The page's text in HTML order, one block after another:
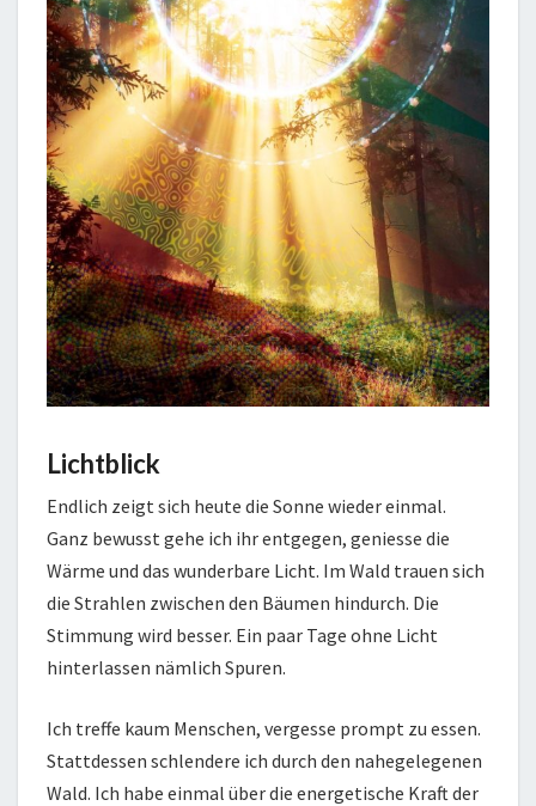
Lichtblick
Endlich zeigt sich heute die Sonne wieder einmal.
Ganz bewusst gehe ich ihr entgegen, geniesse die
Wärme und das wunderbare Licht. Im Wald trauen sich
die Strahlen zwischen den Bäumen hindurch. Die
Stimmung wird besser. Ein paar Tage ohne Licht
hinterlassen nämlich Spuren.
Ich treffe kaum Menschen, vergesse prompt zu essen.
Stattdessen schlendere ich durch den nahegelegenen
Wald. Ich habe einmal über die energetische Kraft der